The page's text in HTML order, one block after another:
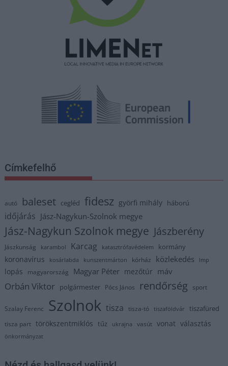
Címkefelhő
autó baleset cegléd fidesz györfi mihály háború
időjárás Jász-Nagykun-Szolnok megye
Jász-Nagykun Szolnok megye Jászberény
Jászkunság karambol Karcag katasztrófavédelem kormány
koronavírus kosárlabda kunszentmárton kórház közlekedés lmp
lopás magyarország Magyar Péter mezőtúr máv
Orbán Viktor polgármester Pócs János rendőrség sport
Szalay Ferenc Szolnok tisza tisza-tó tiszaföldvár tiszafüred
tisza part törökszentmiklós tűz ukrajna vasút vonat választás
önkormányzat